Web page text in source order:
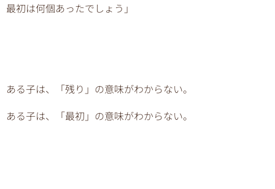
最初は何個あったでしょう」
ある子は、「残り」の意味がわからない。
ある子は、「最初」の意味がわからない。